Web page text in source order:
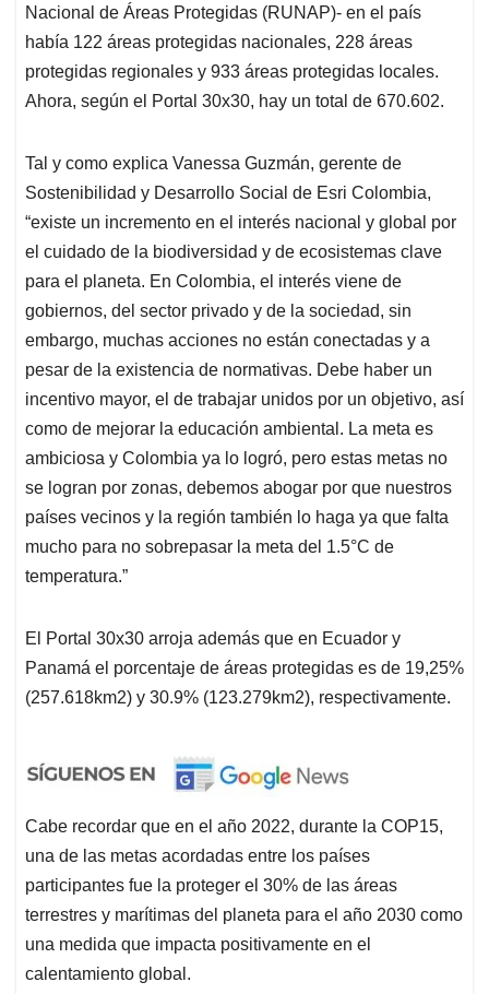
Nacional de Áreas Protegidas (RUNAP)- en el país
había 122 áreas protegidas nacionales, 228 áreas
protegidas regionales y 933 áreas protegidas locales.
Ahora, según el Portal 30x30, hay un total de 670.602.
Tal y como explica Vanessa Guzmán, gerente de
Sostenibilidad y Desarrollo Social de Esri Colombia,
“existe un incremento en el interés nacional y global por
el cuidado de la biodiversidad y de ecosistemas clave
para el planeta. En Colombia, el interés viene de
gobiernos, del sector privado y de la sociedad, sin
embargo, muchas acciones no están conectadas y a
pesar de la existencia de normativas. Debe haber un
incentivo mayor, el de trabajar unidos por un objetivo, así
como de mejorar la educación ambiental. La meta es
ambiciosa y Colombia ya lo logró, pero estas metas no
se logran por zonas, debemos abogar por que nuestros
países vecinos y la región también lo haga ya que falta
mucho para no sobrepasar la meta del 1.5°C de
temperatura.”
El Portal 30x30 arroja además que en Ecuador y
Panamá el porcentaje de áreas protegidas es de 19,25%
(257.618km2) y 30.9% (123.279km2), respectivamente.
Cabe recordar que en el año 2022, durante la COP15,
una de las metas acordadas entre los países
participantes fue la proteger el 30% de las áreas
terrestres y marítimas del planeta para el año 2030 como
una medida que impacta positivamente en el
calentamiento global.